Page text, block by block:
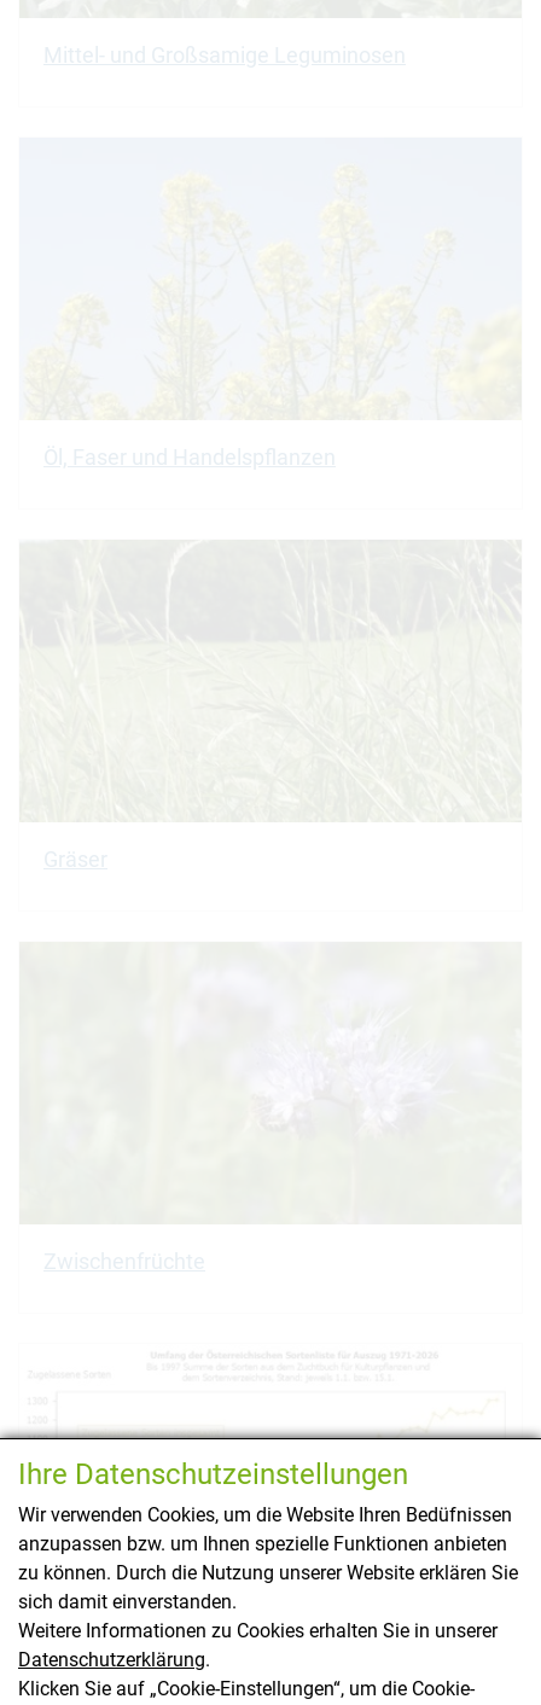
Mittel- und Großsamige Leguminosen
Öl, Faser und Handelspflanzen
Gräser
Zwischenfrüchte
Ihre Datenschutzeinstellungen
Wir verwenden Cookies, um die Website Ihren Bedüfnissen
anzupassen bzw. um Ihnen spezielle Funktionen anbieten
zu können. Durch die Nutzung unserer Website erklären Sie
sich damit einverstanden.
Weitere Informationen zu Cookies erhalten Sie in unserer
Datenschutzerklärung.
Klicken Sie auf „Cookie-Einstellungen“, um die Cookie-